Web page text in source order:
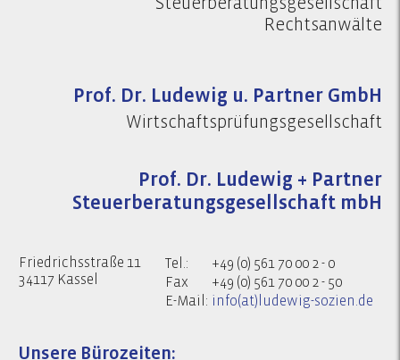
Rechtsanwälte
Prof. Dr. Ludewig u. Partner GmbH
Wirtschaftsprüfungsgesellschaft
Prof. Dr. Ludewig + Partner
Steuerberatungsgesellschaft mbH
Friedrichsstraße 11
34117 Kassel
Tel.:
+49 (0) 561 70 00 2 - 0
Fax
+49 (0) 561 70 00 2 - 50
E-Mail: info(at)ludewig-sozien.de
Unsere Bürozeiten: